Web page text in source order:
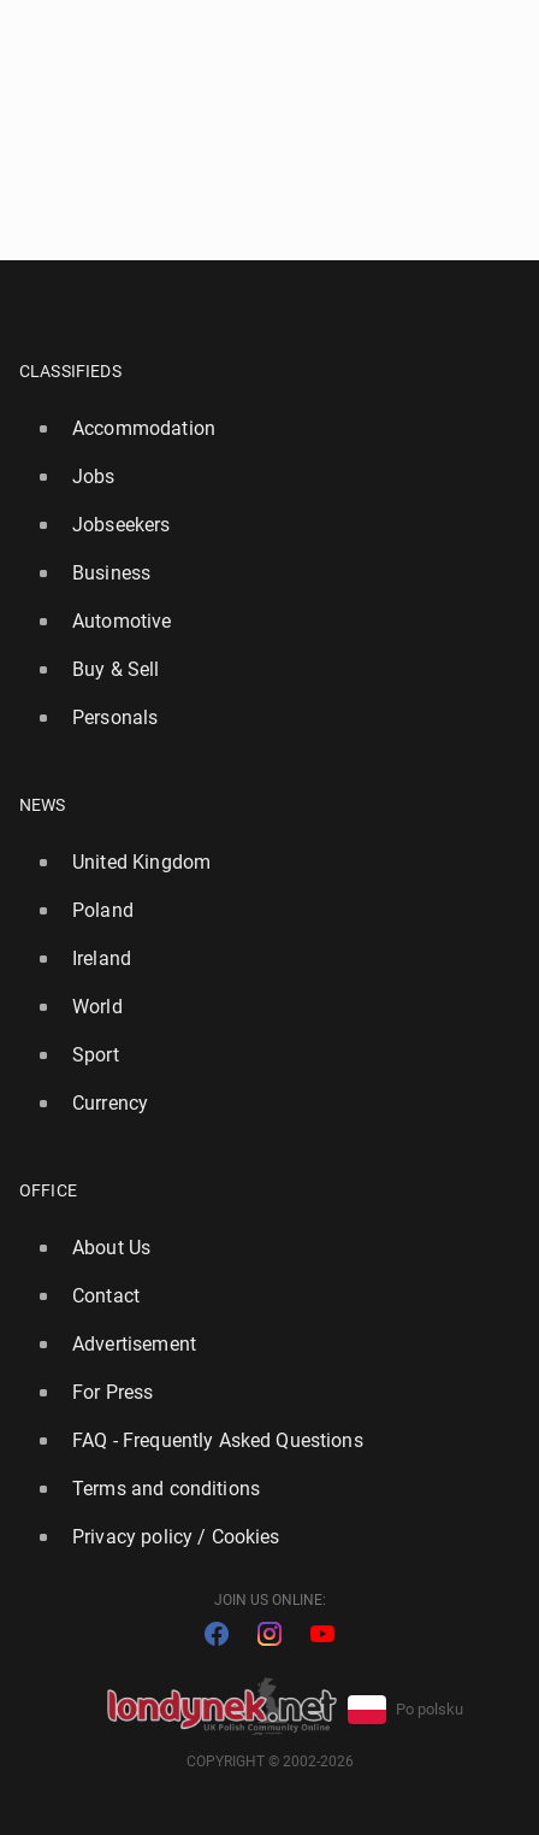
CLASSIFIEDS
Accommodation
Jobs
Jobseekers
Business
Automotive
Buy & Sell
Personals
NEWS
United Kingdom
Poland
Ireland
World
Sport
Currency
OFFICE
About Us
Contact
Advertisement
For Press
FAQ - Frequently Asked Questions
Terms and conditions
Privacy policy / Cookies
JOIN US ONLINE:
Po polsku
COPYRIGHT © 2002-2026